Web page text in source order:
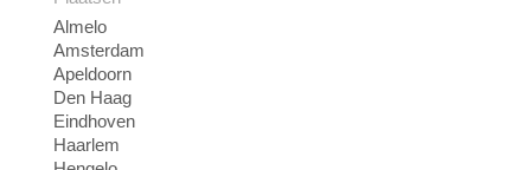
Almelo
Amsterdam
Apeldoorn
Den Haag
Eindhoven
Haarlem